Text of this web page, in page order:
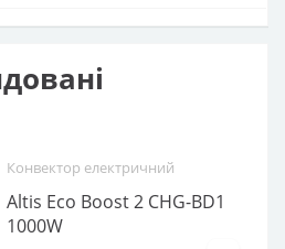
Конвектор електричний
Altis Eco Boost 2 CHG-BD1
1000W